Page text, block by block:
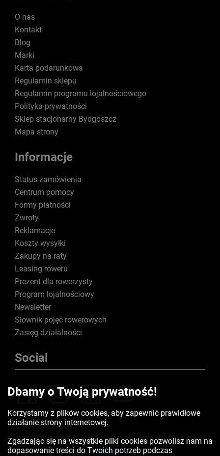
O nas
Kontakt
Blog
Marki
Karta podarunkowa
Regulamin sklepu
Regulamin programu lojalnościowego
Polityka prywatności
Sklep stacjonarny Bydgoszcz
Mapa strony
Informacje
Status zamówienia
Centrum pomocy
Formy płatności
Zwroty
Reklamacje
Koszty wysyłki
Zakupy na raty
Leasing roweru
Prezent dla rowerzysty
Program lojalnościowy
Newsletter
Słownik pojęć rowerowych
Zasięg działalności
Social
Certyfikaty
Dbamy o Twoją prywatność!
Korzystamy z plików cookies, aby zapewnić prawidłowe
działanie strony internetowej.
Zgadzając się na wszystkie pliki cookies pozwolisz nam na
dopasowanie treści do Twoich potrzeb podczas